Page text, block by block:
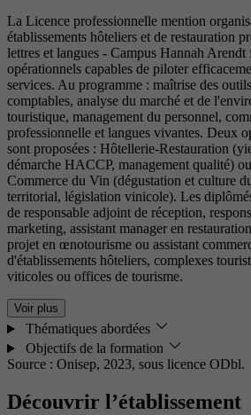
La Licence professionnelle mention
établissements hôteliers et de restauration
lettres et langues - Campus Hannah Arendt
opérationnels capables de piloter
services. Au programme : maîtrise des
comptables, analyse du marché et de
touristique, management du personnel,
professionnelle et langues vivantes. Deux
sont proposées : Hôtellerie-Restauration
démarche HACCP, management qualité)
Commerce du Vin (dégustation et culture
territorial, législation vinicole). Les
de responsable adjoint de réception,
marketing, assistant manager en
projet en œnotourisme ou assistant
d'établissements hôteliers, complexes
viticoles ou offices de tourisme.
Voir plus
Thématiques abordées
Objectifs de la formation
Source : Onisep, 2023, sous licence ODbl.
Découvrir l’établissement